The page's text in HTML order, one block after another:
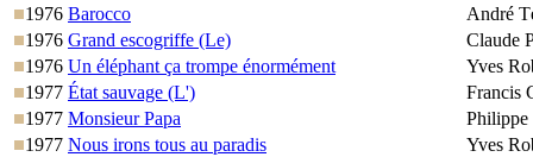
1976 Barocco
André
1976 Grand escogriffe (Le)
Claude
1976 Un éléphant ça trompe énormément
Yves
1977 État sauvage (L')
Francis
1977 Monsieur Papa
1977 Nous irons tous au paradis
Yves